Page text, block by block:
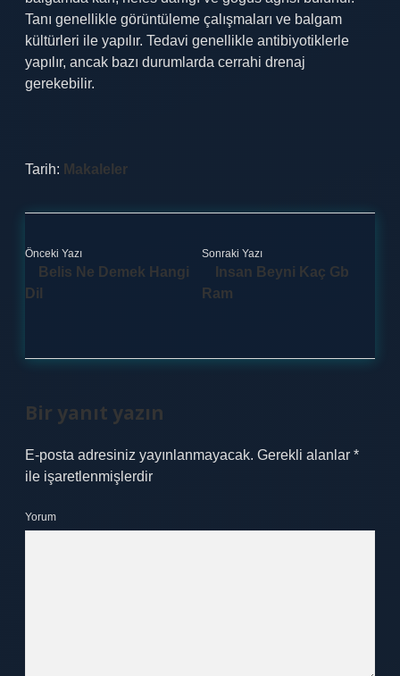
Tanı genellikle görüntüleme çalışmaları ve balgam
kültürleri ile yapılır. Tedavi genellikle antibiyotiklerle
yapılır, ancak bazı durumlarda cerrahi drenaj
gerekebilir.
Tarih: Makaleler
Önceki Yazı
Belis Ne Demek Hangi
Dil
Sonraki Yazı
Insan Beyni Kaç Gb
Ram
Bir yanıt yazın
E-posta adresiniz yayınlanmayacak. Gerekli alanlar *
ile işaretlenmişlerdir
Yorum